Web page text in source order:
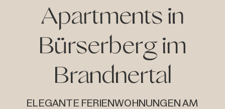
Apartments in
Bürserberg im
Brandnertal
ELEGANTE FERIENWOHNUNGEN AM